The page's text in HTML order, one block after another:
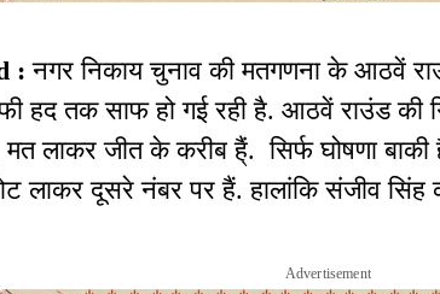
:नगर निकाय चुनाव की मतगणना के आठवें
हद तक साफ हो गई रही है. आठवें राउंड की
मत लाकर जीत के करीब है्ं. सिर्फ घोषणा
लाकर दूसरे नंबर पर हैं. हालांकि संजीव सिंह
Advertisement